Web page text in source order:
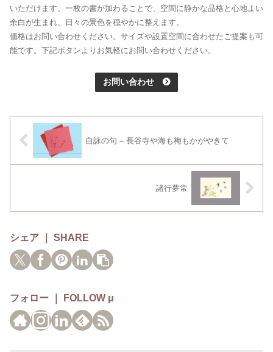
いただけます。一枚の書が加わることで、空間に静かな品格と心地よい
余白が生まれ、日々の景色を穏やかに整えます。
価格はお問い合わせください。サイズや設置空間に合わせたご提案も可
能です。下記ボタンよりお気軽にお問い合わせください。
お問い合わせ
自詠の句 – 長谷寺や海も梅もかがやきて
諸行夢常
シェア ｜ SHARE
フォロー ｜ FOLLOW μ